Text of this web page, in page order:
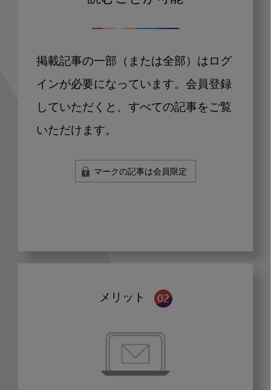
掲載記事の一部（または全部）はログ
インが必要になっています。会員登録
していただくと、すべての記事をご覧
いただけます。
マークの記事は会員限定
メリット